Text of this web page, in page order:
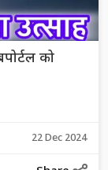
को
22 Dec 2024